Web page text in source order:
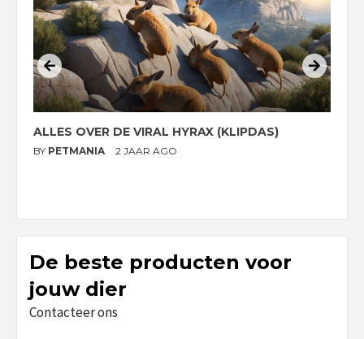
ALLES OVER DE VIRAL HYRAX (KLIPDAS)
BY PETMANIA 2 JAAR AGO
De beste producten voor
jouw dier
Contacteer ons